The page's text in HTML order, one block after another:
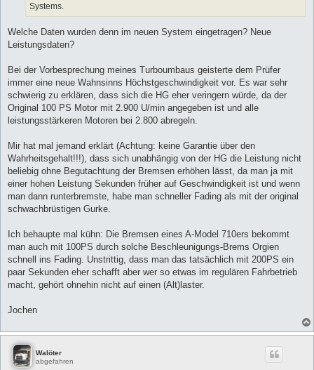
Systems.
Welche Daten wurden denn im neuen System eingetragen? Neue
Leistungsdaten?
Bei der Vorbesprechung meines Turboumbaus geisterte dem Prüfer
immer eine neue Wahnsinns Höchstgeschwindigkeit vor. Es war sehr
schwierig zu erklären, dass sich die HG eher veringern würde, da der
Original 100 PS Motor mit 2.900 U/min angegeben ist und alle
leistungsstärkeren Motoren bei 2.800 abregeln.
Mir hat mal jemand erklärt (Achtung: keine Garantie über den
Wahrheitsgehalt!!!), dass sich unabhängig von der HG die Leistung nicht
beliebig ohne Begutachtung der Bremsen erhöhen lässt, da man ja mit
einer hohen Leistung Sekunden früher auf Geschwindigkeit ist und wenn
man dann runterbremste, habe man schneller Fading als mit der original
schwachbrüstigen Gurke.
Ich behaupte mal kühn: Die Bremsen eines A-Model 710ers bekommt
man auch mit 100PS durch solche Beschleunigungs-Brems Orgien
schnell ins Fading. Unstrittig, dass man das tatsächlich mit 200PS ein
paar Sekunden eher schafft aber wer so etwas im regulären Fahrbetrieb
macht, gehört ohnehin nicht auf einen (Alt)laster.
Jochen
Walöter
abgefahren